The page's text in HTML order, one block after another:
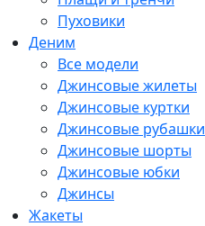
Пуховики
Деним
Все модели
Джинсовые жилеты
Джинсовые куртки
Джинсовые рубашки
Джинсовые шорты
Джинсовые юбки
Джинсы
Жакеты